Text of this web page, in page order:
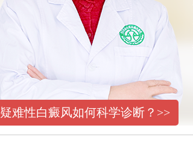
疑难性白癜风如何科学诊断？>>